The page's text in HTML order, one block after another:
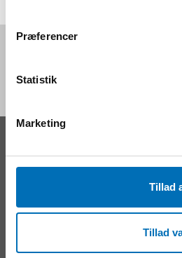
Præferencer
Statistik
Marketing
Tillad
Tillad
info@nordicwelfare.org
Nordens Velfærdscenter Finland